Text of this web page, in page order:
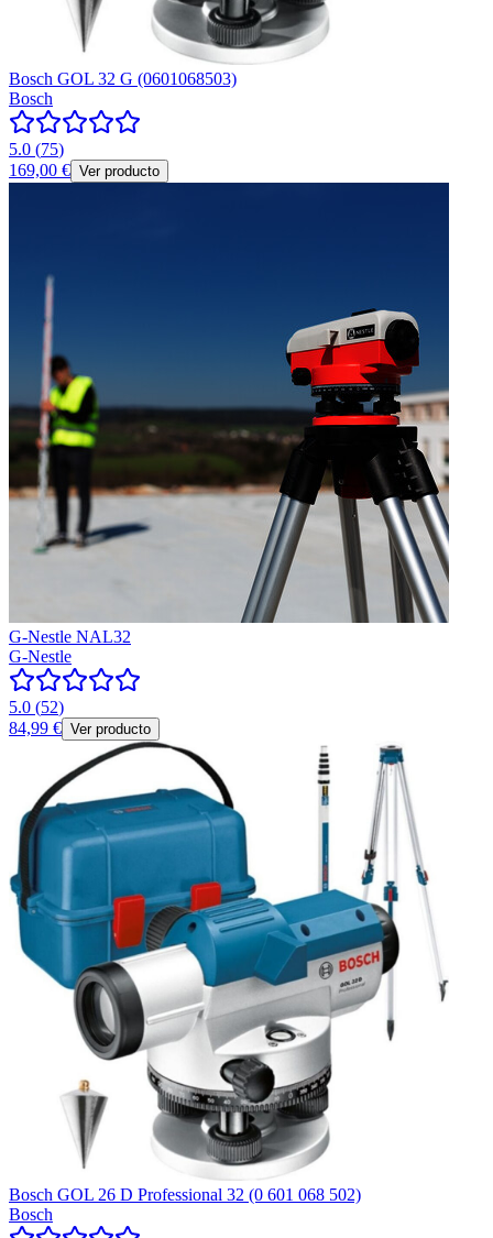
Bosch GOL 32 G (0601068503)
Bosch
5.0 (75)
169,00 € Ver producto
G-Nestle NAL32
G-Nestle
5.0 (52)
84,99 € Ver producto
Bosch GOL 26 D Professional 32 (0 601 068 502)
Bosch